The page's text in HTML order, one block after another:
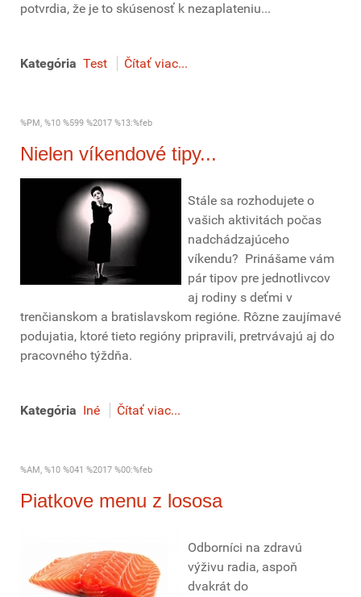
potvrdia, že je to skúsenosť k nezaplateniu...
Kategória Test Čítať viac...
%PM, %10 %599 %2017 %13:%feb
Nielen víkendové tipy...
Stále sa rozhodujete o
vašich aktivitách počas
nadchádzajúceho
víkendu? Prinášame vám
pár tipov pre jednotlivcov
aj rodiny s deťmi v
trenčianskom a bratislavskom regióne. Rôzne zaujímavé
podujatia, ktoré tieto regióny pripravili, pretrvávajú aj do
pracovného týždňa.
Kategória Iné Čítať viac...
%AM, %10 %041 %2017 %00:%feb
Piatkove menu z lososa
Odborníci na zdravú
výživu radia, aspoň
dvakrát do